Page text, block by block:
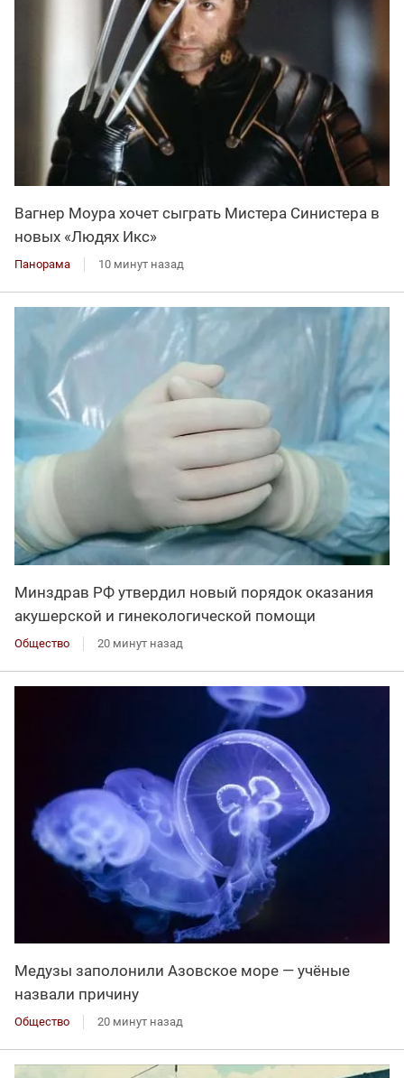
Вагнер Моура хочет сыграть Мистера Синистера в
новых «Людях Икс»
Панорама 10 минут назад
Минздрав РФ утвердил новый порядок оказания
акушерской и гинекологической помощи
Общество 20 минут назад
Медузы заполонили Азовское море — учёные
назвали причину
Общество 20 минут назад